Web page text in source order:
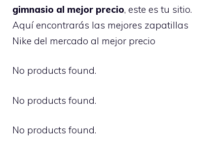
gimnasio al mejor precio, este es tu sitio.
Aquí encontrarás las mejores zapatillas
Nike del mercado al mejor precio
No products found.
No products found.
No products found.